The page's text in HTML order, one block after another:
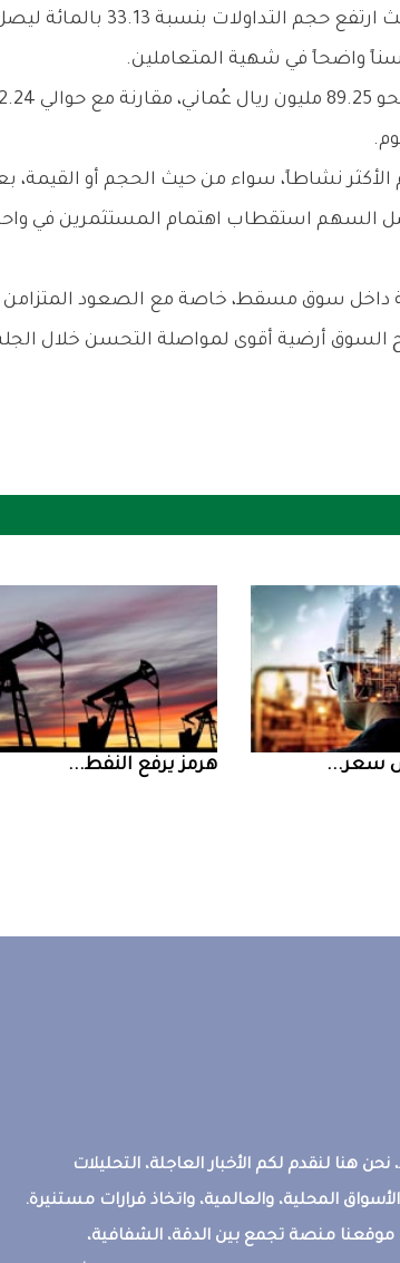
‮‬هرمز‮‬‭ ‬يرفع‭ ‬النفط‭ ...
هنا لنقدم لكم الأخبار العاجلة، التحليلات
المحلية، والعالمية، واتخاذ قرارات مستنيرة.
منصة تجمع بين الدقة، الشفافية،